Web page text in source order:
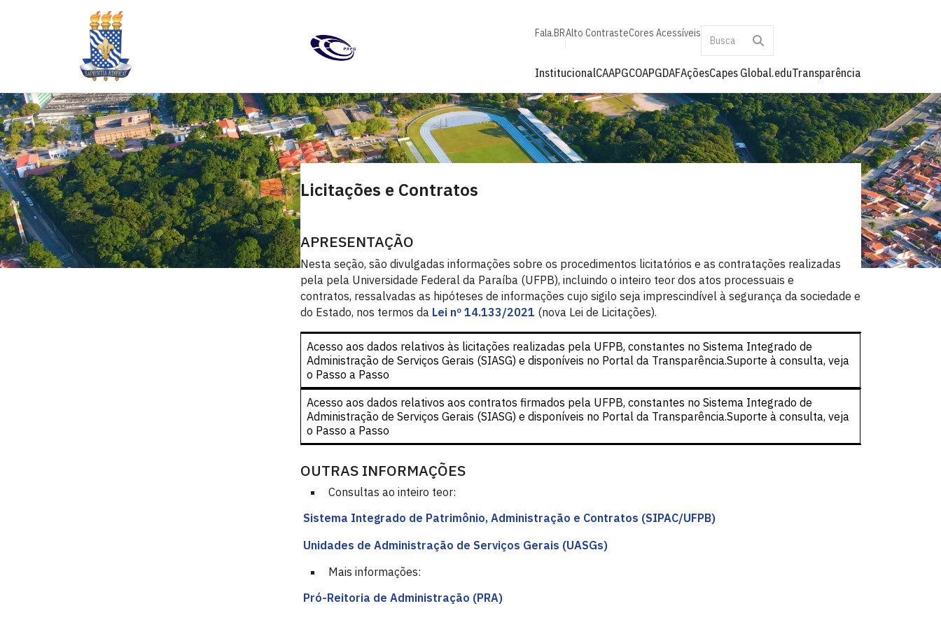
Fala.BRAlto ContrasteCores Acessíveis
InstitucionalCAAPGCOAPGDAFAçõesCapes Global.eduTransparência
Licitações e Contratos
APRESENTAÇÃO
Nesta seção, são divulgadas informações sobre os procedimentos licitatórios e as contratações realizadas
pela pela Universidade Federal da Paraíba (UFPB), incluindo o inteiro teor dos atos processuais e
contratos, ressalvadas as hipóteses de informações cujo sigilo seja imprescindível à segurança da sociedade e
do Estado, nos termos da Lei nº 14.133/2021 (nova Lei de Licitações).
Acesso aos dados relativos às licitações realizadas pela UFPB, constantes no Sistema Integrado de
Administração de Serviços Gerais (SIASG) e disponíveis no Portal da Transparência.Suporte à consulta, veja
o Passo a Passo
Acesso aos dados relativos aos contratos firmados pela UFPB, constantes no Sistema Integrado de
Administração de Serviços Gerais (SIASG) e disponíveis no Portal da Transparência.Suporte à consulta, veja
o Passo a Passo
OUTRAS INFORMAÇÕES
Consultas ao inteiro teor:
Sistema Integrado de Patrimônio, Administração e Contratos (SIPAC/UFPB)
Unidades de Administração de Serviços Gerais (UASGs)
Mais informações:
Pró-Reitoria de Administração (PRA)